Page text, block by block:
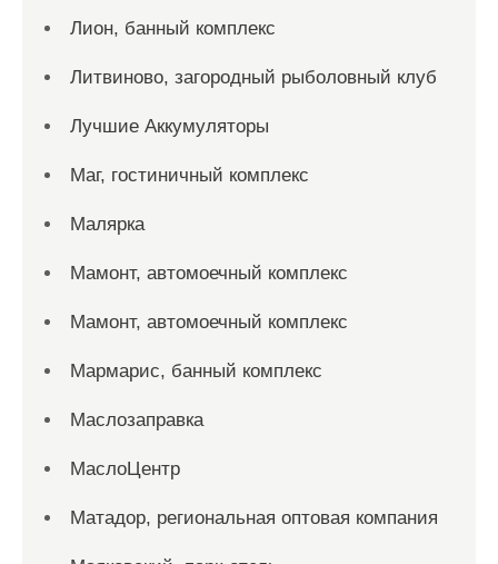
Лион, банный комплекс
Литвиново, загородный рыболовный клуб
Лучшие Аккумуляторы
Маг, гостиничный комплекс
Малярка
Мамонт, автомоечный комплекс
Мамонт, автомоечный комплекс
Мармарис, банный комплекс
Маслозаправка
МаслоЦентр
Матадор, региональная оптовая компания